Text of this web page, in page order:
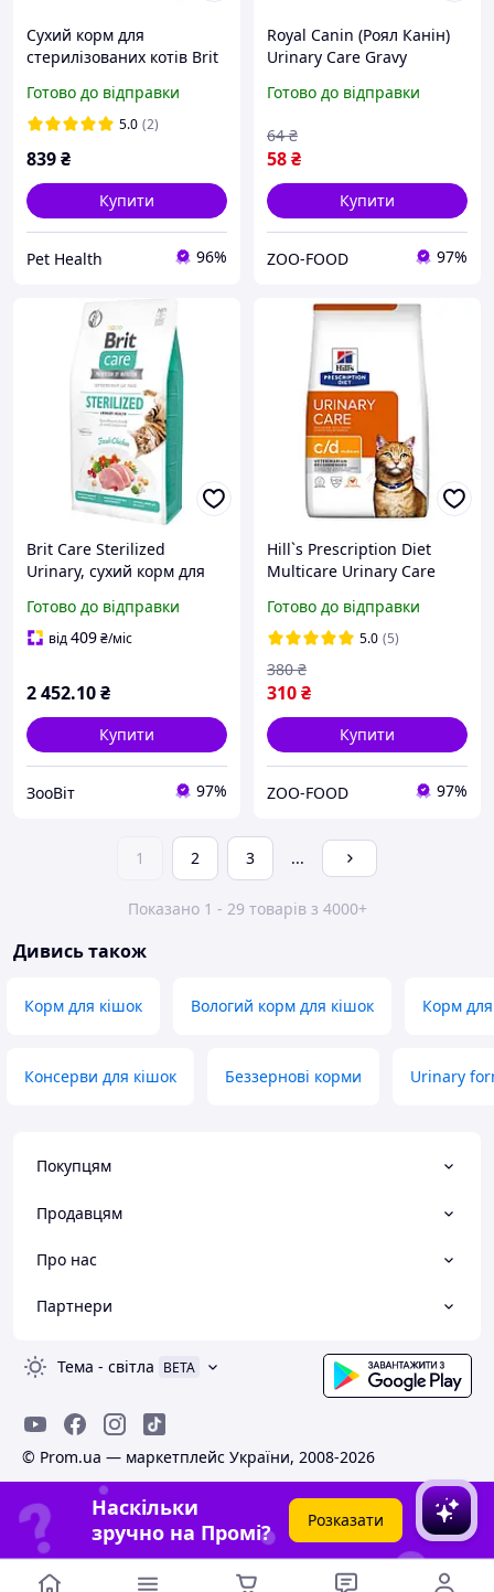
Сухий корм для
стерилізованих котів Brit
Health з куркою 2 кг
Готово до відправки
5.0 (2)
839₴
Купити
Pet Health 96%
Royal Canin (Роял Канін)
Urinary Care Gravy
здоров'я сечовидільної
Готово до відправки
58₴
64 ₴
Купити
ZOO-FOOD 97%
Brit Care Sterilized
Urinary, сухий корм для
кг) курка
Готово до відправки
від409₴/міс
2 452.10₴
Купити
ЗооВіт 97%
Hill`s Prescription Diet
Multicare Urinary Care
сечокам'яній хворобі 8 кг
Готово до відправки
5.0 (5)
310₴
380 ₴
Купити
ZOO-FOOD 97%
1 2 3 ...
Показано 1 - 29 товарів з 4000+
Дивись також
Корм для кішок Вологий корм для кішок Корм для
Консерви для кішок Беззернові корми Urinary
Покупцям
Продавцям
Про нас
Партнери
Тема - світла BETA
© Prom.ua — маркетплейс України, 2008-2026
Наскільки
зручно на Промі?
Розказати